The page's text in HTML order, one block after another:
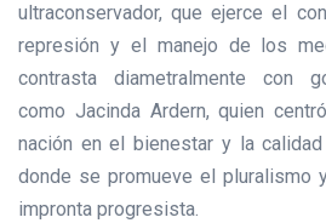
ultraconservador, que ejerce el
represión y el manejo de los
contrasta diametralmente con
como Jacinda Ardern, quien
nación en el bienestar y la
donde se promueve el pluralismo
impronta progresista.